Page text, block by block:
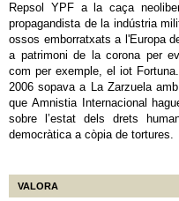
Repsol YPF a la caça
propagandista de la indústria
ossos emborratxats a l'Europa
a patrimoni de la corona per
com per exemple, el iot
2006 sopava a La Zarzuela
que Amnistia Internacional
sobre l’estat dels drets
democràtica a còpia de tortures.
VALORA